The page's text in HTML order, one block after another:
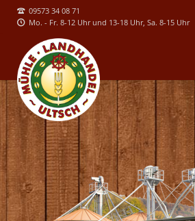
09573 34 08 71
Mo. - Fr. 8-12 Uhr und 13-18 Uhr, Sa. 8-15 Uhr